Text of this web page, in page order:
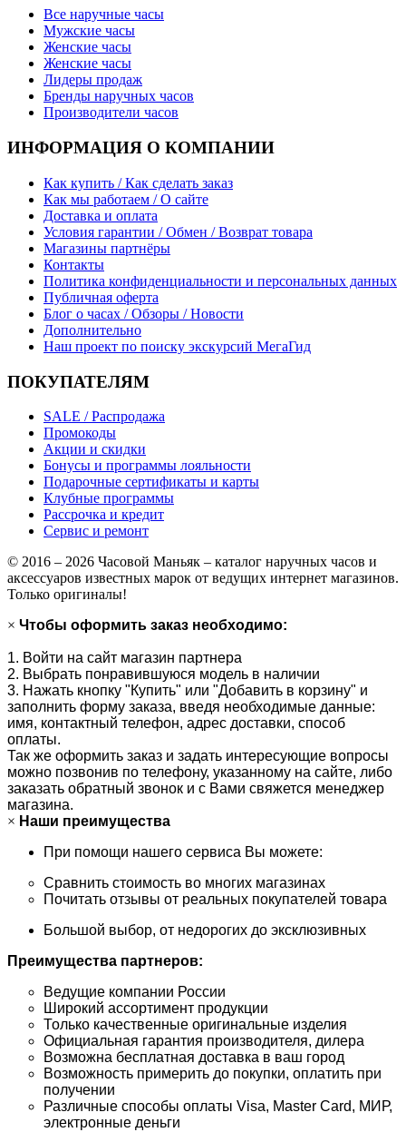
Все наручные часы
Мужские часы
Женские часы
Женские часы
Лидеры продаж
Бренды наручных часов
Производители часов
ИНФОРМАЦИЯ О КОМПАНИИ
Как купить / Как сделать заказ
Как мы работаем / О сайте
Доставка и оплата
Условия гарантии / Обмен / Возврат товара
Магазины партнёры
Контакты
Политика конфиденциальности и персональных данных
Публичная оферта
Блог о часах / Обзоры / Новости
Дополнительно
Наш проект по поиску экскурсий МегаГид
ПОКУПАТЕЛЯМ
SALE / Распродажа
Промокоды
Акции и скидки
Бонусы и программы лояльности
Подарочные сертификаты и карты
Клубные программы
Рассрочка и кредит
Сервис и ремонт
© 2016 – 2026 Часовой Маньяк – каталог наручных часов и
аксессуаров известных марок от ведущих интернет магазинов.
Только оригиналы!
× Чтобы оформить заказ необходимо:
1. Войти на сайт магазин партнера
2. Выбрать понравившуюся модель в наличии
3. Нажать кнопку "Купить" или "Добавить в корзину" и
заполнить форму заказа, введя необходимые данные:
имя, контактный телефон, адрес доставки, способ
оплаты.
Так же оформить заказ и задать интересующие вопросы
можно позвонив по телефону, указанному на сайте, либо
заказать обратный звонок и с Вами свяжется менеджер
магазина.
× Наши преимущества
При помощи нашего сервиса Вы можете:
Сравнить стоимость во многих магазинах
Почитать отзывы от реальных покупателей товара
Большой выбор, от недорогих до эксклюзивных
Преимущества партнеров:
Ведущие компании России
Широкий ассортимент продукции
Только качественные оригинальные изделия
Официальная гарантия производителя, дилера
Возможна бесплатная доставка в ваш город
Возможность примерить до покупки, оплатить при
получении
Различные способы оплаты Visa, Master Card, МИР,
электронные деньги